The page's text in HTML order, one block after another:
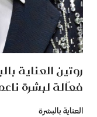
روتين العناية
فعّالة لبشرة
العناية بالبشرة